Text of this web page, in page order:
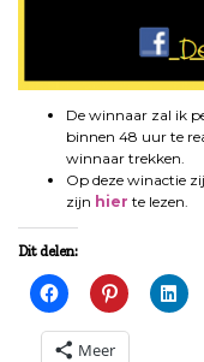
De winnaar zal ik
binnen 48 uur te
winnaar trekken.
Op deze winactie
zijn hier te lezen.
Dit delen:
Meer